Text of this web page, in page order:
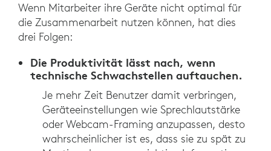
Wenn Mitarbeiter ihre Geräte nicht optimal für
die Zusammenarbeit nutzen können, hat dies
drei Folgen:
Die Produktivität lässt nach, wenn
technische Schwachstellen auftauchen.
Je mehr Zeit Benutzer damit verbringen,
Geräteeinstellungen wie Sprechlautstärke
oder Webcam-Framing anzupassen, desto
wahrscheinlicher ist es, dass sie zu spät zu